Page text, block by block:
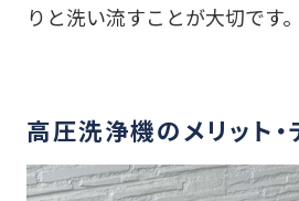
りと洗い流すことが大切です。
高圧洗浄機のメリット・